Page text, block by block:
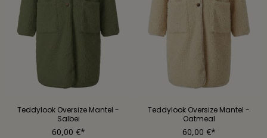
Teddylook Oversize Mantel -
Salbei
60,00 €*
Teddylook Oversize Mantel -
Oatmeal
60,00 €*